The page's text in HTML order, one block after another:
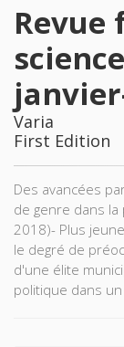
Revue
Varia
First Edition
Des avancées
de genre dans
2018)- Plus
le degré de
d'une élite
politique dans